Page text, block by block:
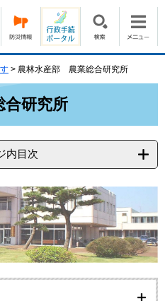
> 農林水産部 農業総合研究所
研究所
内目次